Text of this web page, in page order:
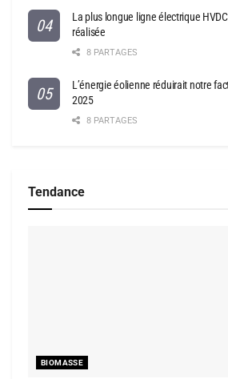
La plus longue ligne électrique
réalisée
8 PARTAGES
L’énergie éolienne réduirait notre
2025
8 PARTAGES
Tendance
BIOMASSE